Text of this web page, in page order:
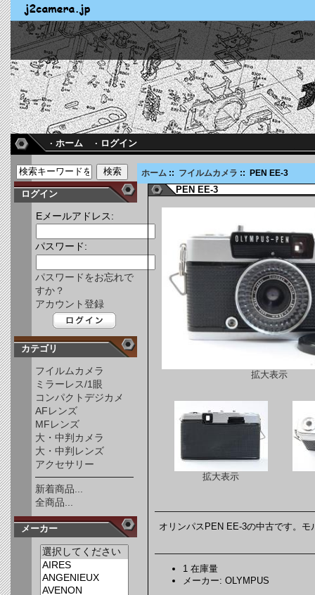
· ホーム · ログイン
ログイン
Eメールアドレス:
パスワード:
パスワードをお忘れで
すか？
アカウント登録
カテゴリ
フイルムカメラ
ミラーレス/1眼
コンパクトデジカメ
AFレンズ
MFレンズ
大・中判カメラ
大・中判レンズ
アクセサリー
新着商品...
全商品...
メーカー
ホーム :: フイルムカメラ :: PEN EE-3
PEN EE-3
拡大表示
拡大表示
オリンパスPEN EE-3の中古です。モ
1 在庫量
メーカー: OLYMPUS